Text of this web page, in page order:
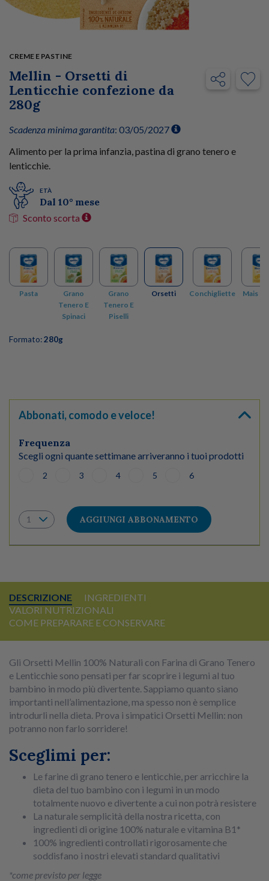
CREME E PASTINE
Mellin - Orsetti di
Lenticchie confezione da
280g
Scadenza minima garantita: 03/05/2027
Alimento per la prima infanzia, pastina di grano tenero e
lenticchie.
ETÀ
Dal 10° mese
Sconto scorta
Pasta
Grano
Tenero E
Spinaci
Grano
Tenero E
Piselli
Orsetti Conchigliette Mais E
Formato:280g
Abbonati, comodo e veloce!
Frequenza
Scegli ogni quante settimane arriveranno i tuoi prodotti
2 3 4 5 6
AGGIUNGI ABBONAMENTO
DESCRIZIONE
INGREDIENTI
VALORI NUTRIZIONALI
COME PREPARARE E CONSERVARE
Gli Orsetti Mellin 100% Naturali con Farina di Grano Tenero
e Lenticchie sono pensati per far scoprire i legumi al tuo
bambino in modo più divertente. Sappiamo quanto siano
importanti nell’alimentazione, ma spesso non è semplice
introdurli nella dieta. Prova i simpatici Orsetti Mellin: non
potranno non farlo sorridere!
Sceglimi per:
Le farine di grano tenero e lenticchie, per arricchire la
dieta del tuo bambino con i legumi in un modo
totalmente nuovo e divertente a cui non potrà resistere
La naturale semplicità della nostra ricetta, con
ingredienti di origine 100% naturale e vitamina B1*
100% ingredienti controllati rigorosamente che
soddisfano i nostri elevati standard qualitativi
*come previsto per legge